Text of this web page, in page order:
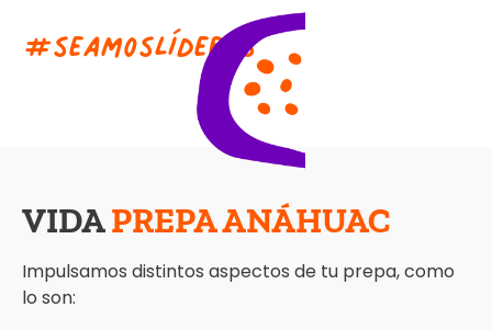
#seamosLíderes
VIDAPREPA ANÁHUAC
Impulsamos distintos aspectos de tu prepa, como
lo son: